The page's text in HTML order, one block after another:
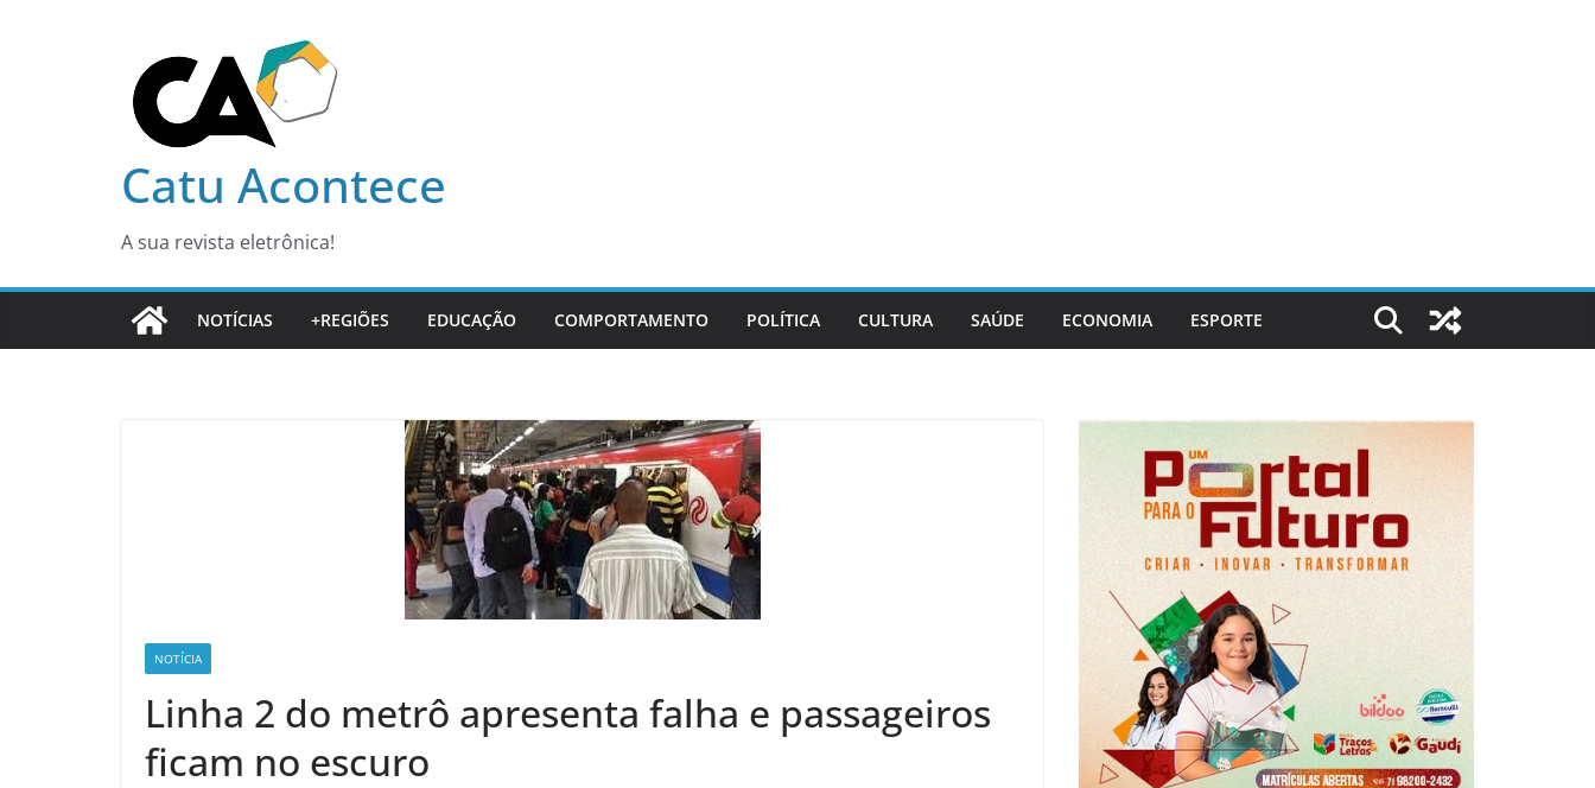
Catu Acontece
A sua revista eletrônica!
NOTÍCIAS +REGIÕES EDUCAÇÃO COMPORTAMENTO POLÍTICA CULTURA SAÚDE ECONOMIA ESPORTE
NOTÍCIA
Linha 2 do metrô apresenta falha e passageiros
ficam no escuro